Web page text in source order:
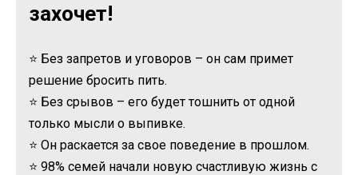
захочет!
⭐ Без запретов и уговоров – он сам примет
решение бросить пить.
⭐ Без срывов – его будет тошнить от одной
только мысли о выпивке.
⭐ Он раскается за свое поведение в прошлом.
⭐ 98% семей начали новую счастливую жизнь с